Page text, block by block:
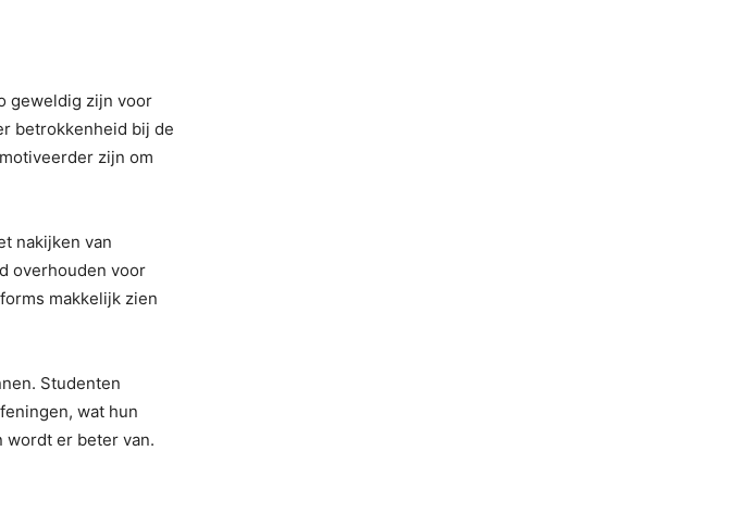
geweldig zijn voor
betrokkenheid bij de
zijn om
nakijken van
overhouden voor
makkelijk zien
Studenten
wat hun
wordt er beter van.